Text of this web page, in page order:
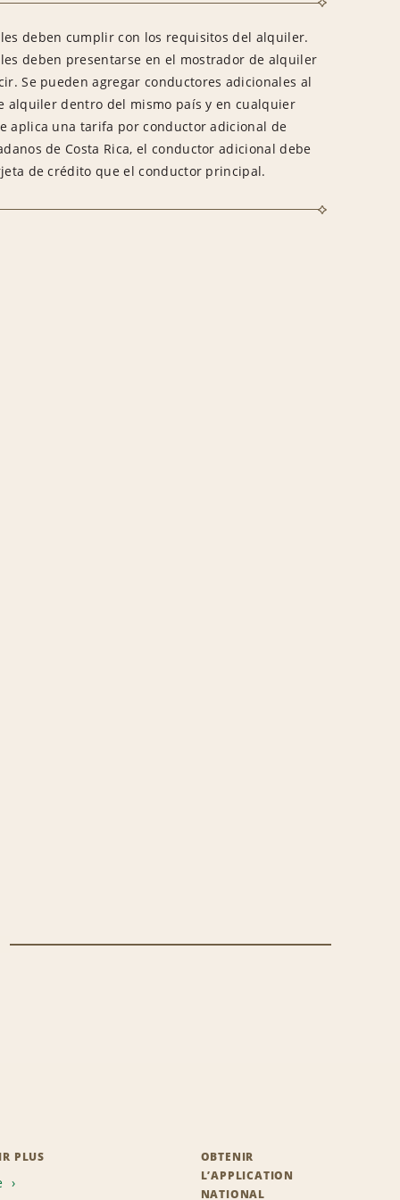
deben cumplir con los requisitos del alquiler.
deben presentarse en el mostrador de alquiler
Se pueden agregar conductores adicionales al
alquiler dentro del mismo país y en cualquier
aplica una tarifa por conductor adicional de
de Costa Rica, el conductor adicional debe
de crédito que el conductor principal.
PLUS
OBTENIR
L’APPLICATION
NATIONAL